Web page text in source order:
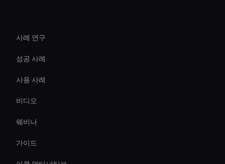
사례 연구
성공 사례
사용 사례
비디오
웨비나
가이드